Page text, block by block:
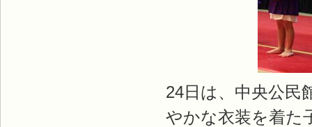
24日は、中央公民
やかな衣装を着た